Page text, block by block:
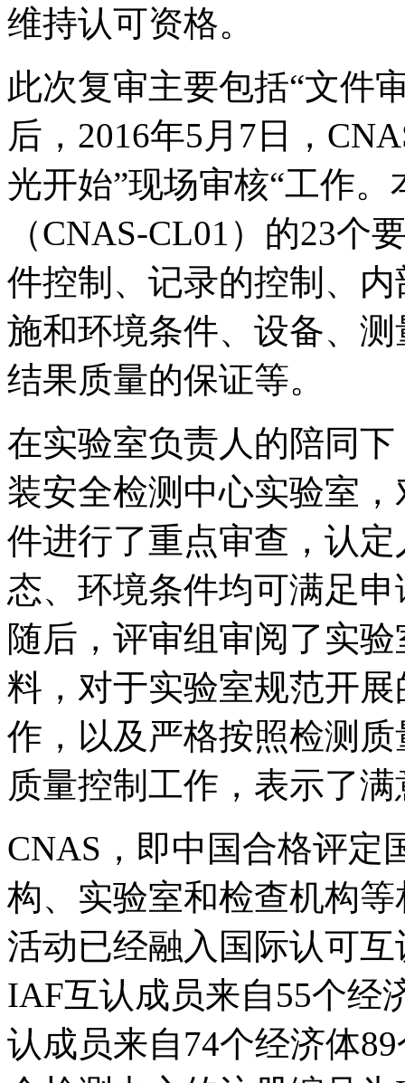
维持认可资格。
此次复审主要包括“文件
后，2016年5月7日，
光开始”现场审核“工作
（CNAS-CL01）的23个
件控制、记录的控制、
施和环境条件、设备、
结果质量的保证等。
在实验室负责人的陪同
装安全检测中心实验室
件进行了重点审查，认
态、环境条件均可满足
随后，评审组审阅了实
料，对于实验室规范开
作，以及严格按照检测
质量控制工作，表示了满
CNAS，即中国合格评定
构、实验室和检查机构
活动已经融入国际认可
IAF互认成员来自55个经
认成员来自74个经济体